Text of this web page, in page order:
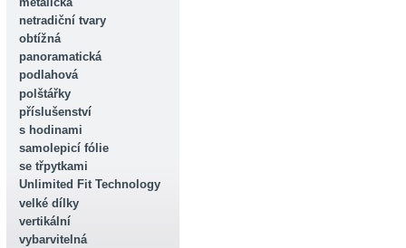
netradiční tvary
obtížná
panoramatická
podlahová
polštářky
příslušenství
s hodinami
samolepicí fólie
se třpytkami
Unlimited Fit Technology
velké dílky
vertikální
vybarvitelná